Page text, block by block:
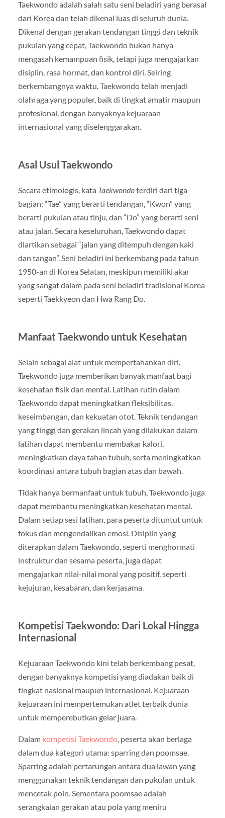
Taekwondo adalah salah satu seni beladiri yang berasal
dari Korea dan telah dikenal luas di seluruh dunia.
Dikenal dengan gerakan tendangan tinggi dan teknik
pukulan yang cepat, Taekwondo bukan hanya
mengasah kemampuan fisik, tetapi juga mengajarkan
disiplin, rasa hormat, dan kontrol diri. Seiring
berkembangnya waktu, Taekwondo telah menjadi
olahraga yang populer, baik di tingkat amatir maupun
profesional, dengan banyaknya kejuaraan
internasional yang diselenggarakan.
Asal Usul Taekwondo
Secara etimologis, kata Taekwondoterdiri dari tiga
bagian: “Tae” yang berarti tendangan, “Kwon” yang
berarti pukulan atau tinju, dan “Do” yang berarti seni
atau jalan. Secara keseluruhan, Taekwondo dapat
diartikan sebagai “jalan yang ditempuh dengan kaki
dan tangan”. Seni beladiri ini berkembang pada tahun
1950-an di Korea Selatan, meskipun memiliki akar
yang sangat dalam pada seni beladiri tradisional Korea
seperti Taekkyeon dan Hwa Rang Do.
Manfaat Taekwondo untuk Kesehatan
Selain sebagai alat untuk mempertahankan diri,
Taekwondo juga memberikan banyak manfaat bagi
kesehatan fisik dan mental. Latihan rutin dalam
Taekwondo dapat meningkatkan fleksibilitas,
keseimbangan, dan kekuatan otot. Teknik tendangan
yang tinggi dan gerakan lincah yang dilakukan dalam
latihan dapat membantu membakar kalori,
meningkatkan daya tahan tubuh, serta meningkatkan
koordinasi antara tubuh bagian atas dan bawah.
Tidak hanya bermanfaat untuk tubuh, Taekwondo juga
dapat membantu meningkatkan kesehatan mental.
Dalam setiap sesi latihan, para peserta dituntut untuk
fokus dan mengendalikan emosi. Disiplin yang
diterapkan dalam Taekwondo, seperti menghormati
instruktur dan sesama peserta, juga dapat
mengajarkan nilai-nilai moral yang positif, seperti
kejujuran, kesabaran, dan kerjasama.
Kompetisi Taekwondo: Dari Lokal Hingga
Internasional
Kejuaraan Taekwondo kini telah berkembang pesat,
dengan banyaknya kompetisi yang diadakan baik di
tingkat nasional maupun internasional. Kejuaraan-
kejuaraan ini mempertemukan atlet terbaik dunia
untuk memperebutkan gelar juara.
Dalam kompetisi Taekwondo, peserta akan berlaga
dalam dua kategori utama: sparring dan poomsae.
Sparring adalah pertarungan antara dua lawan yang
menggunakan teknik tendangan dan pukulan untuk
mencetak poin. Sementara poomsae adalah
serangkaian gerakan atau pola yang meniru